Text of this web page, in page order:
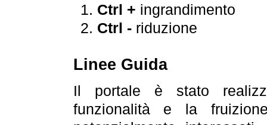
Ctrl + ingrandimento
Ctrl -riduzione
Linee Guida
Il portale è stato
funzionalità e la